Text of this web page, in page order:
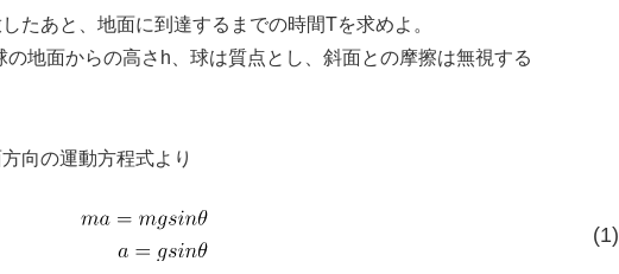
たあと、地面に到達するまでの時間Tを求めよ。
地面からの高さh、球は質点とし、斜面との摩擦は無視する
向の運動方程式より
(1)